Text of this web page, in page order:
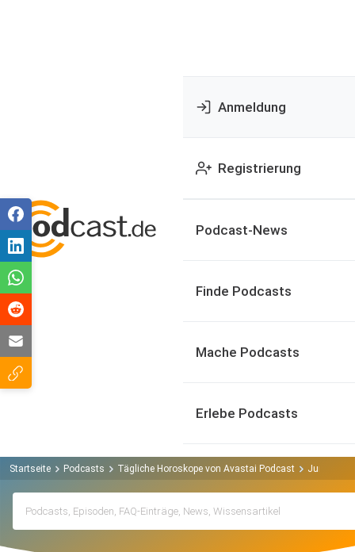
Anmeldung
Registrierung
Podcast-News
Finde Podcasts
Mache Podcasts
Erlebe Podcasts
Startseite Podcasts Tägliche Horoskope von Avastai Podcast Jungfrau